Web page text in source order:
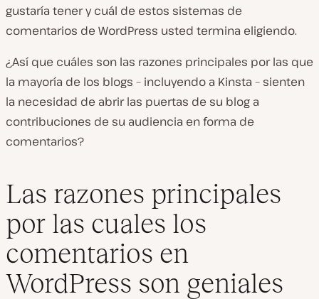
gustaría tener y cuál de estos sistemas de
comentarios de WordPress usted termina eligiendo.
¿Así que cuáles son las razones principales por las que
la mayoría de los blogs – incluyendo a Kinsta – sienten
la necesidad de abrir las puertas de su blog a
contribuciones de su audiencia en forma de
comentarios?
Las razones principales
por las cuales los
comentarios en
WordPress son geniales